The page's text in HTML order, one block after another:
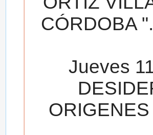
CÓRDOBA
Jueves